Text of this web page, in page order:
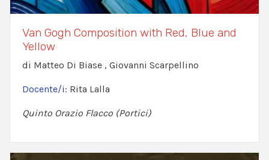
Van Gogh Composition with Red, Blue and
Yellow
di Matteo Di Biase , Giovanni Scarpellino
Docente/i: Rita Lalla
Quinto Orazio Flacco (Portici)